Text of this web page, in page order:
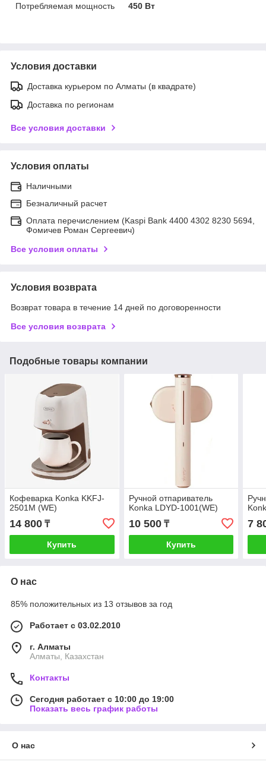
Потребляемая мощность
450 Вт
Условия доставки
Доставка курьером по Алматы (в квадрате)
Доставка по регионам
Все условия доставки
Условия оплаты
Наличными
Безналичный расчет
Оплата перечислением (Kaspi Bank 4400 4302 8230 5694,
Фомичев Роман Сергеевич)
Все условия оплаты
Условия возврата
Возврат товара в течение 14 дней по договоренности
Все условия возврата
Подобные товары компании
Кофеварка Konka KKFJ-
2501M (WE)
14 800 ₸
Купить
Ручной отпариватель
Konka LDYD-1001(WE)
10 500₸
Купить
7
О нас
85% положительных из 13 отзывов за год
Работает с 03.02.2010
г. Алматы
Алматы, Казахстан
Контакты
Сегодня работает с 10:00 до 19:00
Показать весь график работы
О нас